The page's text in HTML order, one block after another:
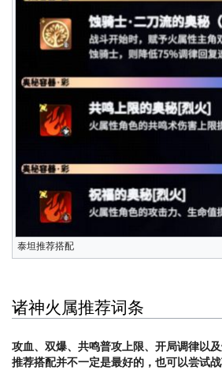
泰坦推荐搭配
诸神火属推荐词条
攻血、双爆、共鸣普攻上限、开局调律以
推荐搭配并不一定是最好的，也可以尝试